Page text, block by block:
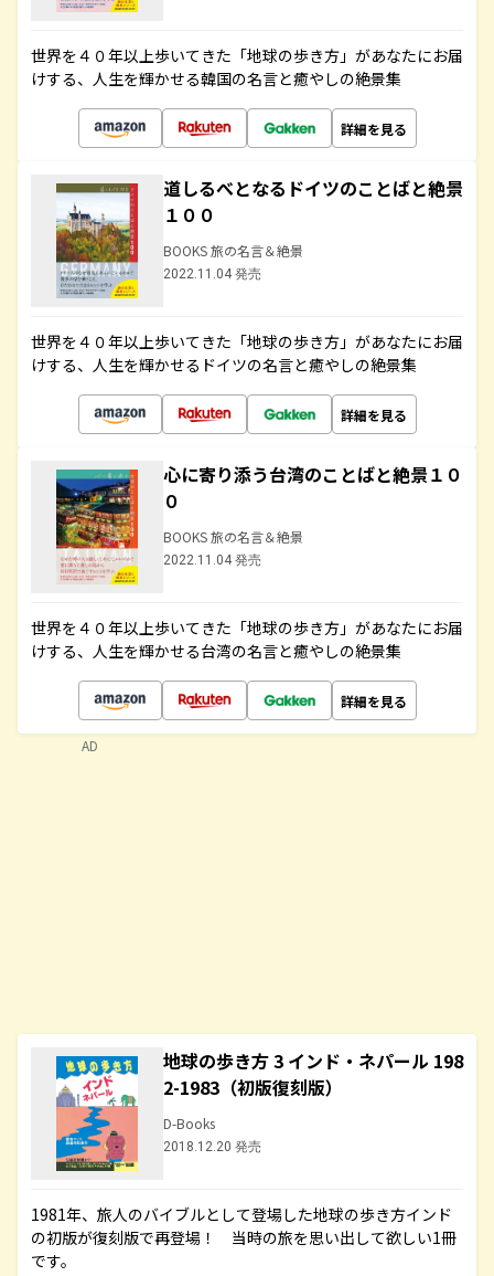
世界を４０年以上歩いてきた「地球の歩き方」があなたにお届
けする、人生を輝かせる韓国の名言と癒やしの絶景集
詳細を見る
道しるべとなるドイツのことばと絶景
１００
BOOKS 旅の名言＆絶景
2022.11.04 発売
世界を４０年以上歩いてきた「地球の歩き方」があなたにお届
けする、人生を輝かせるドイツの名言と癒やしの絶景集
詳細を見る
心に寄り添う台湾のことばと絶景１０
０
BOOKS 旅の名言＆絶景
2022.11.04 発売
世界を４０年以上歩いてきた「地球の歩き方」があなたにお届
けする、人生を輝かせる台湾の名言と癒やしの絶景集
詳細を見る
地球の歩き方 3 インド・ネパール 198
2-1983（初版復刻版）
D-Books
2018.12.20 発売
1981年、旅人のバイブルとして登場した地球の歩き方インド
の初版が復刻版で再登場！ 当時の旅を思い出して欲しい1冊
です。
AD